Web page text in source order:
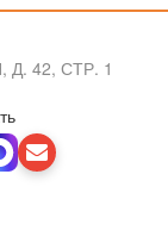
42, СТР. 1